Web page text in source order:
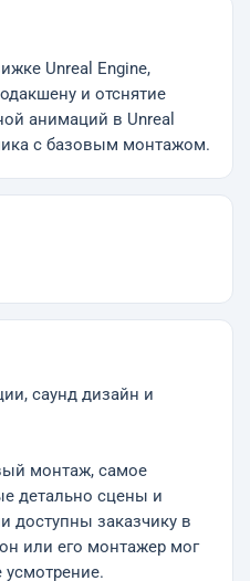
Unreal Engine,
и отснятие
анимаций в Unreal
с базовым монтажом.
саунд дизайн и
монтаж, самое
детально сцены и
доступны заказчику в
или его монтажер мог
усмотрение.